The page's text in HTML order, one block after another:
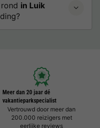
in Luik
Meer dan 20 jaar dé
vakantieparkspecialist
Vertrouwd door meer dan
200.000 reizigers met
eerlijke reviews